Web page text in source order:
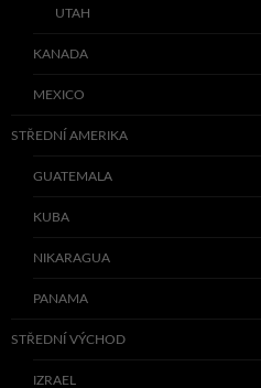
UTAH
KANADA
MEXICO
STŘEDNÍ AMERIKA
GUATEMALA
KUBA
NIKARAGUA
PANAMA
STŘEDNÍ VÝCHOD
IZRAEL